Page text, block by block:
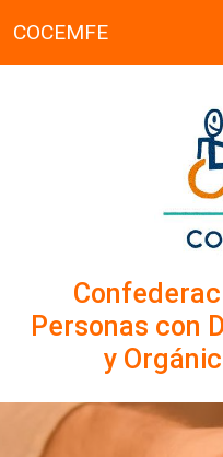
COCEMFE
Personas con
y